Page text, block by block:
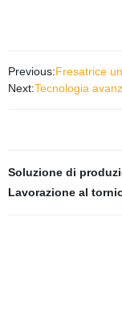
Previous:Fresatrice
Next:Tecnologia
Soluzione di
Lavorazione al